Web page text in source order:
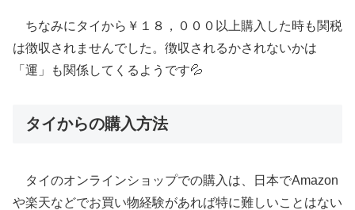
ちなみにタイから￥１８，０００以上購入した時も関税
は徴収されませんでした。徴収されるかされないかは
「運」も関係してくるようです💦
タイからの購入方法
タイのオンラインショップでの購入は、日本でAmazon
や楽天などでお買い物経験があれば特に難しいことはない